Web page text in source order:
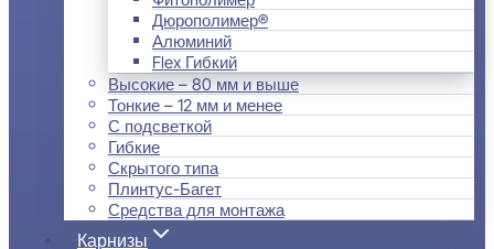
Дюрополимер®
Алюминий
Flex Гибкий
Высокие – 80 мм и выше
Тонкие – 12 мм и менее
С подсветкой
Гибкие
Скрытого типа
Плинтус-Багет
Средства для монтажа
Карнизы